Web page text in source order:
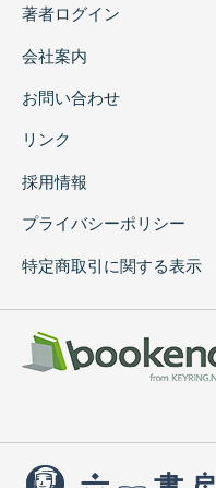
次)、雀ヶ野遺跡第3
40 小田元第2
鹿児島県
42 前山遺跡
既分析遺跡一覧
執筆者一覧 291
編集後記
著者ログイン
会社案内
お問い合わせ
リンク
採用情報
プライバシーポリシー
特定商取引に関する表示